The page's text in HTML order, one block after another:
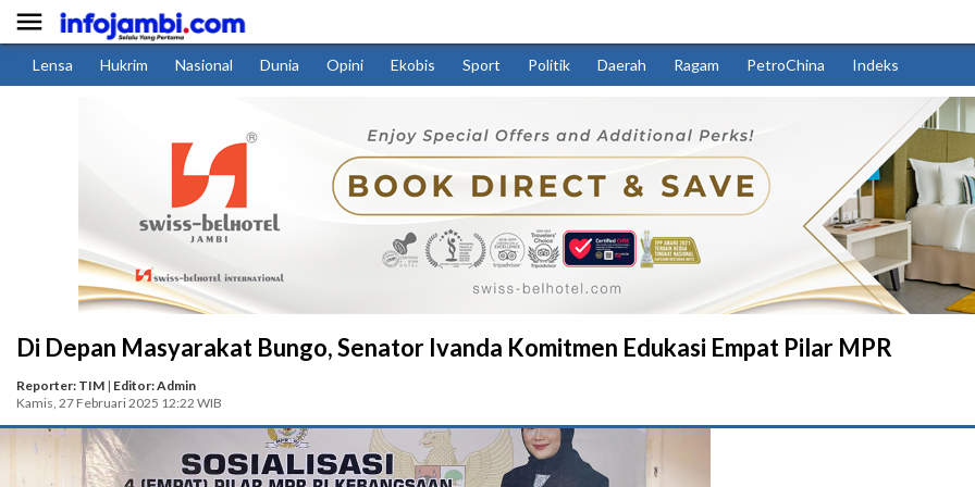

Lensa Hukrim Nasional Dunia Opini Ekobis Sport Politik Daerah Ragam PetroChina Indeks
Di Depan Masyarakat Bungo, Senator Ivanda Komitmen Edukasi Empat Pilar MPR
Reporter: TIM | Editor: Admin
Kamis, 27 Februari 2025 12:22 WIB